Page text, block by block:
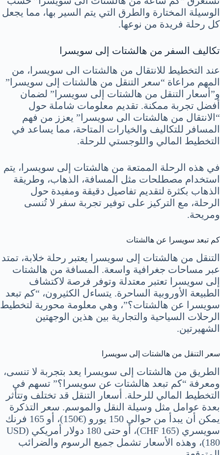
الوسيلة المختارة والطرق التي يتم السير بها، مما يجعل
كل رحلة فريدة من نوعها.
تكاليف السفر من هالشتات إلى سويسرا
عند التخطيط للانتقال من هالشتات الى سويسرا، من
المهم مراعاة “سعر التنقل من هالشتات إلى سويسرا”
و”أسعار التنقل من هالشتات إلى سويسرا” لضمان
أفضل تجربة ممكنة. تقديم معلومات شاملة حول
“الانتقال من هالشتات الى سويسرا” يعزز من فهم
المسافر للتكاليف والخيارات المتاحة، مما يساعد في
التخطيط المالي واللوجستي للرحلة.
في هذه الرحلة الممتعة من هالشتات إلى سويسرا، يتم
استخدام مصطلحات مثل المسافة، الذهاب، وطريقة
الذهاب بكثرة لتقديم تفاصيل دقيقة ومفيدة حول
الرحلة، مع التركيز على توفير تجربة سفر لا تُنسى
ومريحة.
كم تبعد سويسرا عن هالشتات
التنقل من هالشتات إلى سويسرا يعتبر رحلة خلابة، تمتد
عبر مساحات جغرافية واسعة. المسافة من هالشتات
إلى سويسرا تعتبر معتدلة وتوفر فرصة لاكتشاف
الطبيعة الأوروبية الساحرة. يتساءل الكثيرون، “كم تبعد
سويسرا عن هالشتات؟”، وهي معلومة محورية لتخطيط
الرحلات السياحية والتجارية بين هذين الوجهتين
الشهيرتين.
سعر التنقل من هالشتات إلى سويسرا
الطريق من هالشتات إلى سويسرا يعد بتجربة لا تنسى،
ومعرفة “كم تبعد هالشتات عن سويسرا؟” تسهم في
التخطيط المالي للرحلة. أسعار التنقل قد تختلف وتتأثر
بعدة عوامل مثل وسيلة النقل والموسم. سعر التذكرة
يمكن أن يبدأ من حوالي 150 يورو (€150)، أو 165 فرنك
سويسري (CHF 165)، أو حتى 180 دولار أمريكي (USD
180)، وهذه الأسعار تشمل جميع الرسوم والضرائب